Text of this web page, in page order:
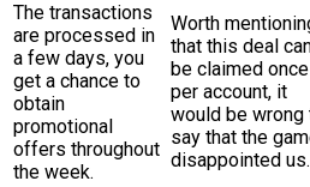
The transactions
are processed in
a few days, you
get a chance to
obtain
promotional
offers throughout
the week.
Worth
that this deal
be claimed once
per account, it
would be wrong
say that the
disappointed us.